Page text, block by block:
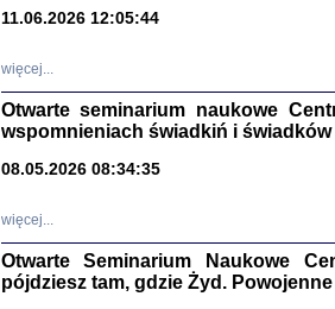
11.06.2026 12:05:44
więcej...
Otwarte seminarium naukowe
wspomnieniach świadkiń i
08.05.2026 08:34:35
więcej...
Otwarte Seminarium Naukowe
pójdziesz tam, gdzie Żyd.